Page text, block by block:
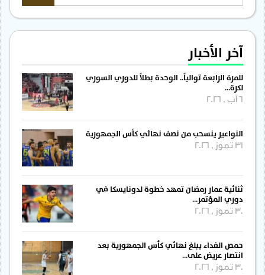
آخر الأخبار
للمرة الرابعة توالياً.. الوحدة بطلاً للدوري السوري
لكرة…
النواعير ينسحب من نصف نهائي كأس الجمهورية
31 تموز , 2026
ثنائية عمار رمضان تمهد خطوة لدونايسكا في
دوري المؤتمر…
30 تموز , 2026
حمص الفداء يبلغ نهائي كأس الجمهورية بعد
انتصار عريض على…
30 تموز , 2026